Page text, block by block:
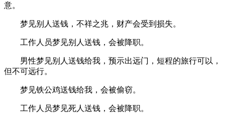
意。
梦见别人送钱，不祥之兆，财产会受到损失。
工作人员梦见别人送钱，会被降职。
男性梦见别人送钱给我，预示出远门，短程的旅行可以，
但不可远行。
梦见铁公鸡送钱给我，会被偷窃。
工作人员梦见死人送钱，会被降职。